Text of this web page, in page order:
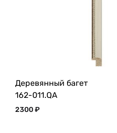
Деревянный багет
162-011.QA
2300₽